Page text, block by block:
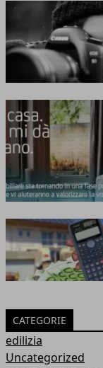
CATEGORIE
edilizia
Uncategorized